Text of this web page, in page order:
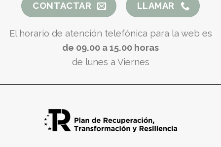
CONTACTAR LLAMAR
El horario de atención telefónica para la web es
de 09.00 a 15.00 horas
de lunes a Viernes